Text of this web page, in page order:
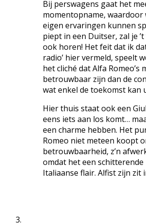
Bij perswagens gaat het
momentopname, waardoor
eigen ervaringen kunnen
piept in een Duitser, zal je
ook horen! Het feit dat ik
radio’ hier vermeld, speelt
het cliché dat Alfa Romeo’s
betrouwbaar zijn dan de
wat enkel de toekomst kan
Hier thuis staat ook een
eens iets aan los komt…
een charme hebben. Het
Romeo niet meteen koopt
betrouwbaarheid, z’n
omdat het een
Italiaanse flair. Alfist zijn zit